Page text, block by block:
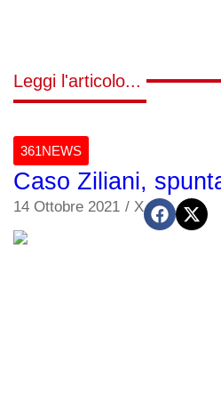
Leggi l'articolo...
361NEWS
Caso Ziliani,
14 Ottobre 2021 / X